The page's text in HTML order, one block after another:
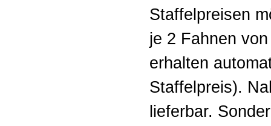
Staffelpreisen
je 2 Fahnen
erhalten
Staffelpreis).
lieferbar.